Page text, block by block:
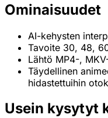
Ominaisuudet
AI-kehysten
Tavoite 30, 48,
Lähtö MP4-,
Täydellinen
hidastettuihin
Usein kysytyt